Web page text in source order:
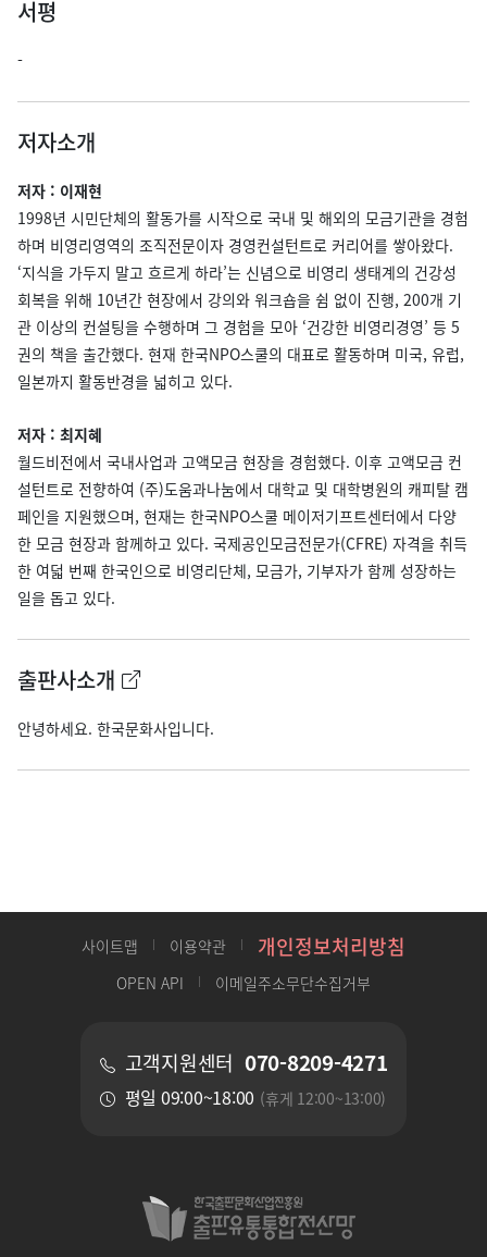
서평
-
저자소개
저자 : 이재현
1998년 시민단체의 활동가를 시작으로 국내 및 해외의 모금기관을 경험
하며 비영리영역의 조직전문이자 경영컨설턴트로 커리어를 쌓아왔다.
‘지식을 가두지 말고 흐르게 하라’는 신념으로 비영리 생태계의 건강성
회복을 위해 10년간 현장에서 강의와 워크숍을 쉼 없이 진행, 200개 기
관 이상의 컨설팅을 수행하며 그 경험을 모아 ‘건강한 비영리경영’ 등 5
권의 책을 출간했다. 현재 한국NPO스쿨의 대표로 활동하며 미국, 유럽,
일본까지 활동반경을 넓히고 있다.
저자 : 최지혜
월드비전에서 국내사업과 고액모금 현장을 경험했다. 이후 고액모금 컨
설턴트로 전향하여 (주)도움과나눔에서 대학교 및 대학병원의 캐피탈 캠
페인을 지원했으며, 현재는 한국NPO스쿨 메이저기프트센터에서 다양
한 모금 현장과 함께하고 있다. 국제공인모금전문가(CFRE) 자격을 취득
한 여덟 번째 한국인으로 비영리단체, 모금가, 기부자가 함께 성장하는
일을 돕고 있다.
출판사소개
안녕하세요. 한국문화사입니다.
사이트맵 이용약관 개인정보처리방침
OPEN API 이메일주소무단수집거부
고객지원센터 070-8209-4271
평일 09:00~18:00 (휴게 12:00~13:00)